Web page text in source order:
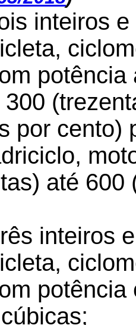
inteiros
por cento)
até
inteiros